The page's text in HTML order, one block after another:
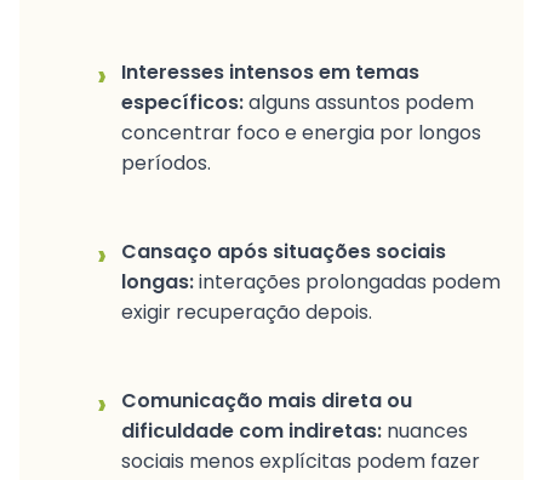
›
Interesses intensos em temas
específicos:alguns assuntos podem
concentrar foco e energia por longos
períodos.
›
Cansaço após situações sociais
longas:interações prolongadas podem
exigir recuperação depois.
›
Comunicação mais direta ou
dificuldade com indiretas: nuances
sociais menos explícitas podem fazer